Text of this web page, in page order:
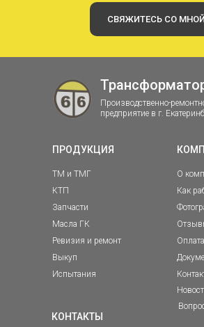
СВЯЖИТЕСЬ СО МНОЙ
Производственно-
предприятие в г.
ПРОДУКЦИЯ
КОНТАКТЫ
О
Как
ТМ и ТМГ
КТП
Запчасти
Масла ГК
Ревизия и ремонт
Выкуп
Испытания